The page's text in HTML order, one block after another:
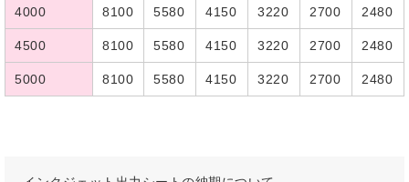
4000 8100 5580 4150 3220 2700 2480
4500 8100 5580 4150 3220 2700 2480
5000 8100 5580 4150 3220 2700 2480